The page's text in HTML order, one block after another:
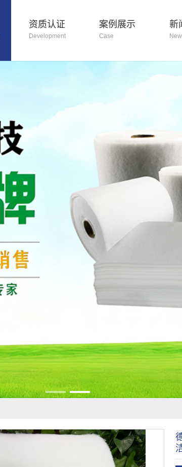
资质认证
Development
案例展示
Case
新